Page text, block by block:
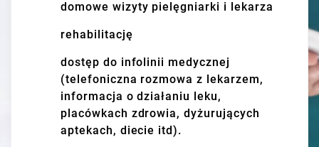
domowe wizyty pielęgniarki i lekarza
rehabilitację
dostęp do infolinii medycznej
(telefoniczna rozmowa z lekarzem,
informacja o działaniu leku,
placówkach zdrowia, dyżurujących
aptekach, diecie itd).